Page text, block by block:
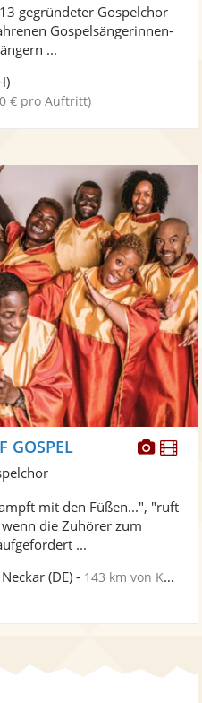
Fotos
5
gegründeter Gospelchor
Gospelsängerinnen-
...
€ pro Auftritt)
Fotos
GOSPEL
mit den Füßen...", "ruft
die Zuhörer zum
...
(DE) - 143 km von Konstanz